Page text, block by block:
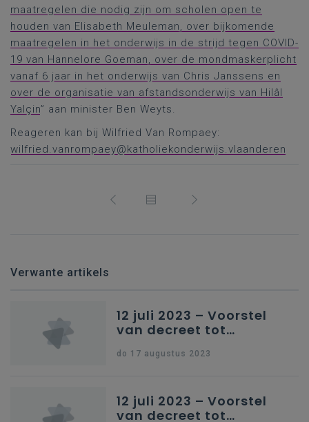
maatregelen die nodig zijn om scholen open te
houden van Elisabeth Meuleman, over bijkomende
maatregelen in het onderwijs in de strijd tegen COVID-
19 van Hannelore Goeman, over de mondmaskerplicht
vanaf 6 jaar in het onderwijs van Chris Janssens en
over de organisatie van afstandsonderwijs van Hilâl
Yalçin” aan minister Ben Weyts.
Reageren kan bij Wilfried Van Rompaey:
wilfried.vanrompaey@katholiekonderwijs.vlaanderen
Verwante artikels
12 juli 2023 – Voorstel
van decreet tot
Secundair Onderwijs
Onderwijs van 11
oktober 2013, wat de
do 17 augustus 2023
12 juli 2023 – Voorstel
van decreet tot